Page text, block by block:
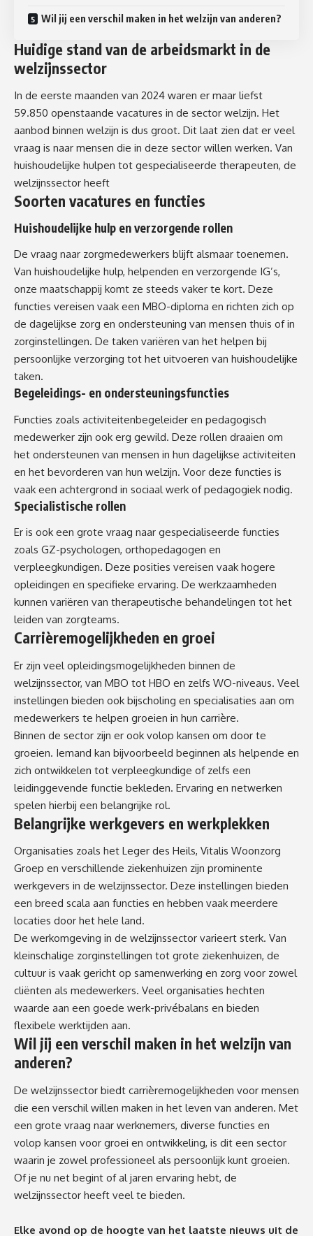
Wil jij een verschil maken in het welzijn van anderen?
Huidige stand van de arbeidsmarkt in de
welzijnssector
In de eerste maanden van 2024 waren er maar liefst
59.850 openstaande vacatures in de sector welzijn​​. Het
aanbod binnen welzijn is dus groot. Dit laat zien dat er veel
vraag is naar mensen die in deze sector willen werken. Van
huishoudelijke hulpen tot gespecialiseerde therapeuten, de
welzijnssector heeft
Soorten vacatures en functies
Huishoudelijke hulp en verzorgende rollen
De vraag naar zorgmedewerkers blijft alsmaar toenemen.
Van huishoudelijke hulp, helpenden en verzorgende IG’s,
onze maatschappij komt ze steeds vaker te kort. Deze
functies vereisen vaak een MBO-diploma en richten zich op
de dagelijkse zorg en ondersteuning van mensen thuis of in
zorginstellingen​. De taken variëren van het helpen bij
persoonlijke verzorging tot het uitvoeren van huishoudelijke
taken.
Begeleidings- en ondersteuningsfuncties
Functies zoals activiteitenbegeleider en pedagogisch
medewerker zijn ook erg gewild​. Deze rollen draaien om
het ondersteunen van mensen in hun dagelijkse activiteiten
en het bevorderen van hun welzijn. Voor deze functies is
vaak een achtergrond in sociaal werk of pedagogiek nodig.
Specialistische rollen
Er is ook een grote vraag naar gespecialiseerde functies
zoals GZ-psychologen, orthopedagogen en
verpleegkundigen​​. Deze posities vereisen vaak hogere
opleidingen en specifieke ervaring. De werkzaamheden
kunnen variëren van therapeutische behandelingen tot het
leiden van zorgteams.
Carrièremogelijkheden en groei
Er zijn veel opleidingsmogelijkheden binnen de
welzijnssector, van MBO tot HBO en zelfs WO-niveaus​​. Veel
instellingen bieden ook bijscholing en specialisaties aan om
medewerkers te helpen groeien in hun carrière.
Binnen de sector zijn er ook volop kansen om door te
groeien. Iemand kan bijvoorbeeld beginnen als helpende en
zich ontwikkelen tot verpleegkundige of zelfs een
leidinggevende functie bekleden​. Ervaring en netwerken
spelen hierbij een belangrijke rol.
Belangrijke werkgevers en werkplekken
Organisaties zoals het Leger des Heils, Vitalis Woonzorg
Groep en verschillende ziekenhuizen zijn prominente
werkgevers in de welzijnssector​​. Deze instellingen bieden
een breed scala aan functies en hebben vaak meerdere
locaties door het hele land.
De werkomgeving in de welzijnssector varieert sterk. Van
kleinschalige zorginstellingen tot grote ziekenhuizen, de
cultuur is vaak gericht op samenwerking en zorg voor zowel
cliënten als medewerkers. Veel organisaties hechten
waarde aan een goede werk-privébalans en bieden
flexibele werktijden aan.
Wil jij een verschil maken in het welzijn van
anderen?
De welzijnssector biedt carrièremogelijkheden voor mensen
die een verschil willen maken in het leven van anderen. Met
een grote vraag naar werknemers, diverse functies en
volop kansen voor groei en ontwikkeling, is dit een sector
waarin je zowel professioneel als persoonlijk kunt groeien.
Of je nu net begint of al jaren ervaring hebt, de
welzijnssector heeft veel te bieden.
Elke avond op de hoogte van het laatste nieuws uit de